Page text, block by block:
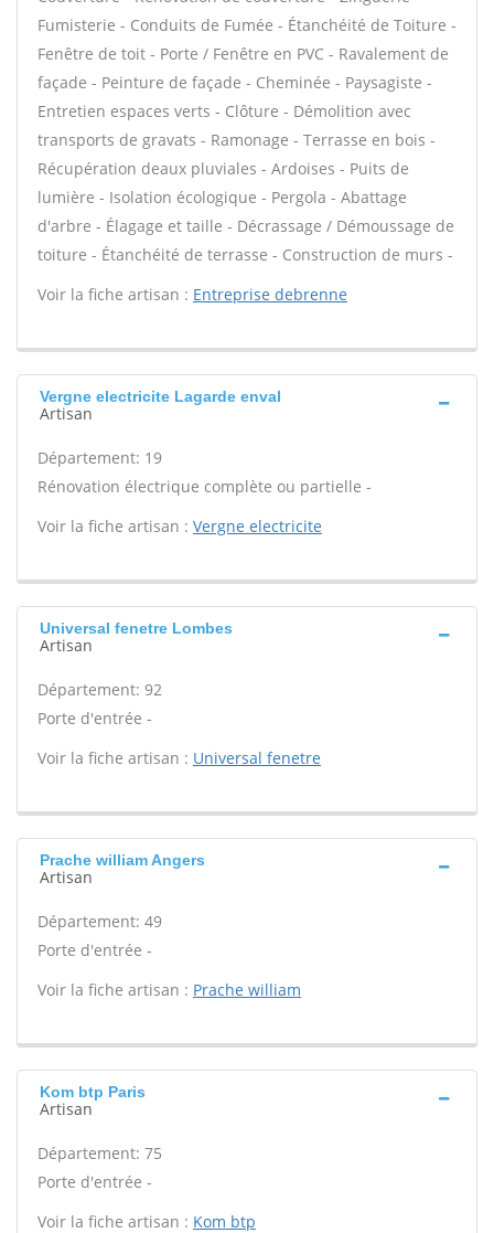
Fumisterie - Conduits de Fumée - Étanchéité de Toiture -
Fenêtre de toit - Porte / Fenêtre en PVC - Ravalement de
façade - Peinture de façade - Cheminée - Paysagiste -
Entretien espaces verts - Clôture - Démolition avec
transports de gravats - Ramonage - Terrasse en bois -
Récupération deaux pluviales - Ardoises - Puits de
lumière - Isolation écologique - Pergola - Abattage
d'arbre - Élagage et taille - Décrassage / Démoussage de
toiture - Étanchéité de terrasse - Construction de murs -
Voir la fiche artisan : Entreprise debrenne
Vergne electricite Lagarde enval
Artisan
Département: 19
Rénovation électrique complète ou partielle -
Voir la fiche artisan : Vergne electricite
Universal fenetre Lombes
Artisan
Département: 92
Porte d'entrée -
Voir la fiche artisan : Universal fenetre
Prache william Angers
Artisan
Département: 49
Porte d'entrée -
Voir la fiche artisan : Prache william
Kom btp Paris
Artisan
Département: 75
Porte d'entrée -
Voir la fiche artisan : Kom btp